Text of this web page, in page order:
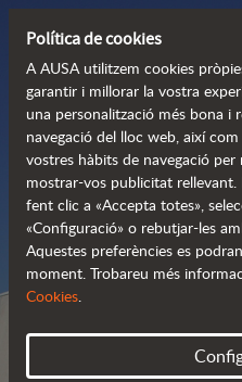
TROBA EL TEU
Política de cookies
A AUSA utilitzem cookies
garantir i millorar la vostra
una personalització més bona i
navegació del lloc web, així
vostres hàbits de navegació
mostrar-vos publicitat
fent clic a «Accepta totes»,
«Configuració» o rebutjar-les
Aquestes preferències es
moment. Trobareu més
Cookies.